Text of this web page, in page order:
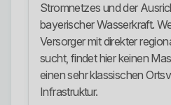
Stromnetzes und der
bayerischer Wasserkraft.
Versorger mit direkter
sucht, findet hier keinen
einen sehr klassischen
Infrastruktur.